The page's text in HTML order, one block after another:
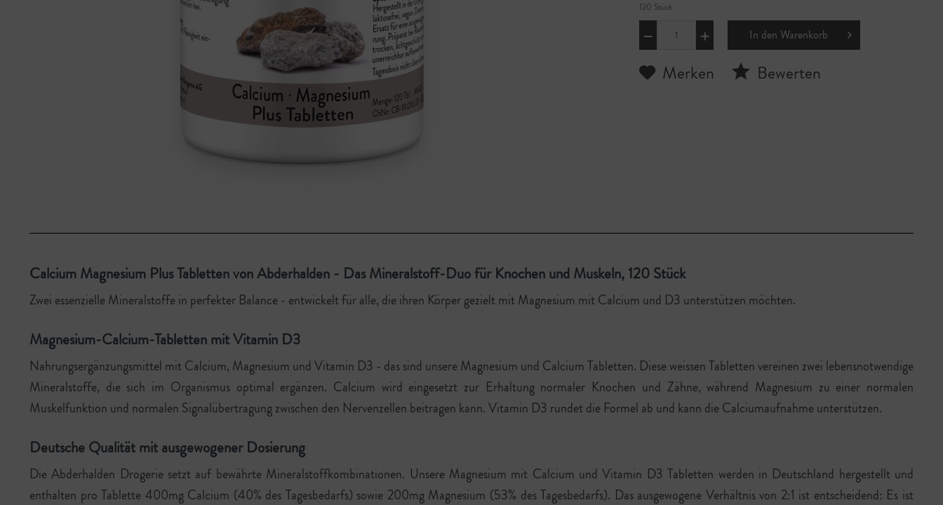
120 Stück
In den Warenkorb
Merken Bewerten
Calcium Magnesium Plus Tabletten von Abderhalden - Das Mineralstoff-Duo für Knochen und Muskeln, 120 Stück
Zwei essenzielle Mineralstoffe in perfekter Balance - entwickelt für alle, die ihren Körper gezielt mit Magnesium mit Calcium und D3 unterstützen möchten.
Magnesium-Calcium-Tabletten mit Vitamin D3
Nahrungsergänzungsmittel mit Calcium, Magnesium und Vitamin D3 - das sind unsere Magnesium und Calcium Tabletten. Diese weissen Tabletten vereinen zwei lebensnotwendige
Mineralstoffe, die sich im Organismus optimal ergänzen. Calcium wird eingesetzt zur Erhaltung normaler Knochen und Zähne, während Magnesium zu einer normalen
Muskelfunktion und normalen Signalübertragung zwischen den Nervenzellen beitragen kann. Vitamin D3 rundet die Formel ab und kann die Calciumaufnahme unterstützen.
Deutsche Qualität mit ausgewogener Dosierung
Die Abderhalden Drogerie setzt auf bewährte Mineralstoffkombinationen. Unsere Magnesium mit Calcium und Vitamin D3 Tabletten werden in Deutschland hergestellt und
enthalten pro Tablette 400mg Calcium (40% des Tagesbedarfs) sowie 200mg Magnesium (53% des Tagesbedarfs). Das ausgewogene Verhältnis von 2:1 ist entscheidend: Es ist